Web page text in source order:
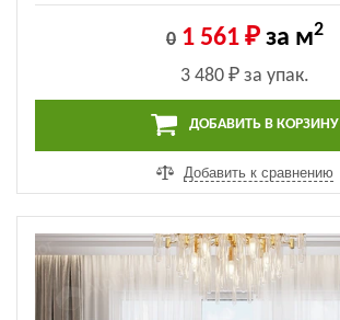
0 1 561 ₽ за м2
3 480 ₽ за упак.
ДОБАВИТЬ В КОРЗИНУ
Добавить к сравнению